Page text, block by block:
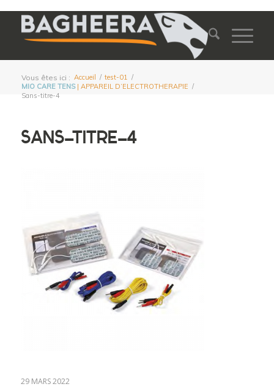
Vous êtes ici : Accueil / test-01 /
MIO CARE TENS| APPAREIL D’ELECTROTHERAPIE /
Sans-titre-4
SANS-TITRE-4
29 MARS 2022